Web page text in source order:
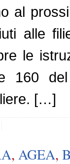
al
alle
le
160
[…]
, AGEA,